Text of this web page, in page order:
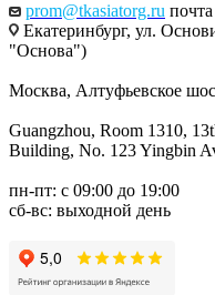
prom@tkasiatorg.ru
Екатеринбург, ул.
"Основа")
Москва, Алтуфьевское
Guangzhou, Room 1310,
Building, No. 123 Yingbin
пн-пт: с 09:00 до 19:00
сб-вс: выходной день